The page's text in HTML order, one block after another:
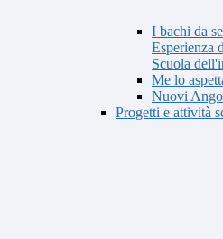
I bachi da
Esperienza
Scuola
Me lo
Nuovi
Progetti e attività